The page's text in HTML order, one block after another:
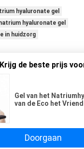
hyaluronate gel
hyaluronate gel
in huidzorg
Krijg de beste prijs
Gel van het
van de Eco het
Doorgaan